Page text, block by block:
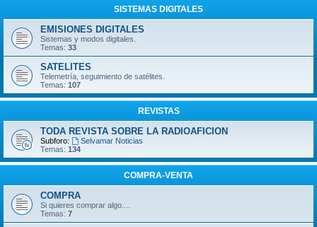
SISTEMAS DIGITALES
EMISIONES DIGITALES
Sistemas y modos digitales.
Temas: 33
SATELITES
Telemetría, seguimiento de satélites.
Temas: 107
REVISTAS
TODA REVISTA SOBRE LA RADIOAFICION
Subforo:
Selvamar Noticias
Temas: 134
COMPRA-VENTA
COMPRA
Si quieres comprar algo....
Temas: 7